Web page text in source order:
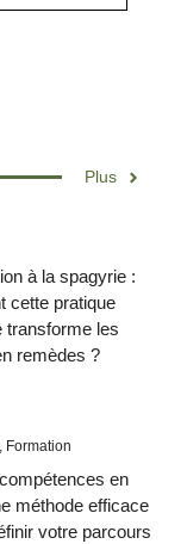
Plus
à la spagyrie :
cette pratique
transforme les
remèdes ?
, Formation
en
méthode efficace
votre parcours